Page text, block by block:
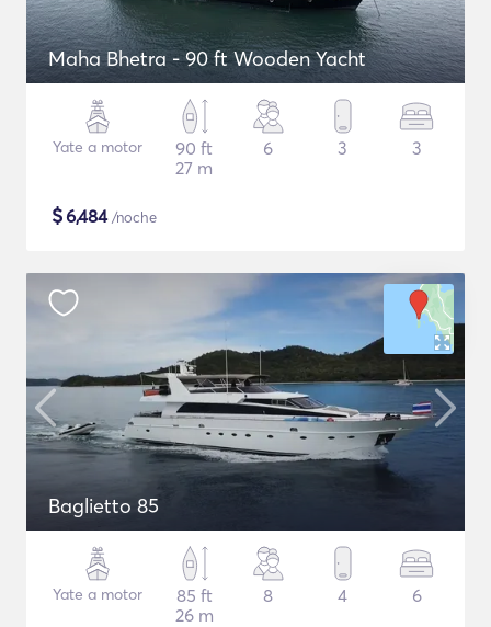
Maha Bhetra - 90 ft Wooden Yacht
Yate a motor
90 ft
27 m
6 3 3
$6,484/noche
Baglietto 85
Yate a motor
85 ft
26 m
8 4 6